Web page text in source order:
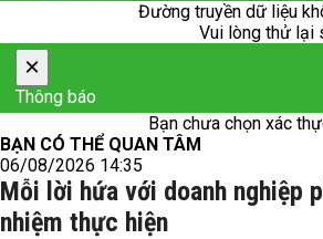
Đường truyền dữ liệu
Vui lòng thử lại
×
Thông báo
Bạn chưa chọn xác
BẠN CÓ THỂ QUAN TÂM
06/08/2026 14:35
Mỗi lời hứa với doanh nghiệp
nhiệm thực hiện